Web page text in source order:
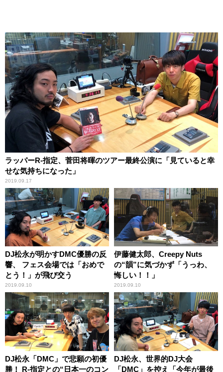
ラッパーR-指定、菅田将暉のツアー最終公演に「見ていると幸
せな気持ちになった」
2019.09.17
DJ松永が明かすDMC優勝の反
響、 フェス会場では「おめで
とう！」が飛び交う
2019.09.10
伊藤健太郎、Creepy Nuts
の“韻”に気づかず「うっわ、
悔しい！！」
2019.09.10
DJ松永「DMC」で悲願の初優
勝！ R-指定との“日本一のコン
DJ松永、世界的DJ大会
「DMC」を控え「今年が最後